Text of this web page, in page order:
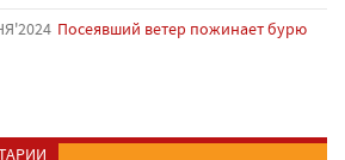
Посеявший ветер пожинает бурю